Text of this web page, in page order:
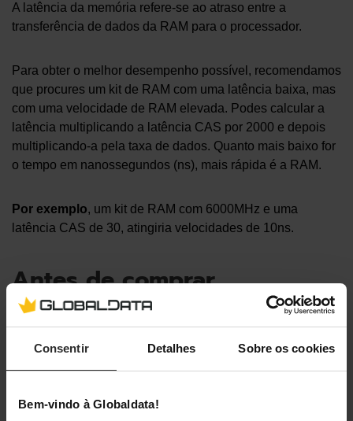
Consentir Detalhes Sobre os cookies
Bem-vindo à Globaldata!
A latência da memória refere-se ao atraso entre a
transferência de dados da RAM para o processador.
Para obter o melhor desempenho possível, recomendamos
que procures um kit de RAM com uma latência baixa, mas
com uma velocidade de RAM elevada. Podes calcular a
latência multiplicando a latência CAS por 2000 e depois
multiplicando-a pela taxa de dados. Quanto mais baixo for
o tempo em nanossegundos (ns), mais rápida é a RAM.
Por exemplo, um kit de RAM com 6000MHz e uma
latência CAS de 30, atingiria velocidades de 10ns.
Antes de comprar
Agora que sabes os termos todos, o que deves ter em
atenção antes de comprar?
Velocidade vs Capacidade